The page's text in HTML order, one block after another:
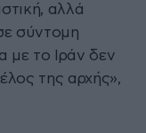
αλλά
σύντομη
με το Ιράν δεν
της αρχής»,